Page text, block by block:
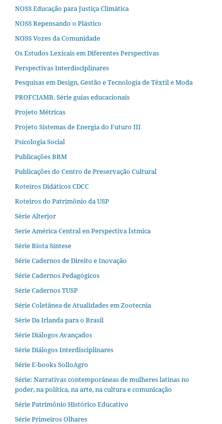
NOSS Educação para Justiça Climática
NOSS Repensando o Plástico
NOSS Vozes da Comunidade
Os Estudos Lexicais em Diferentes Perspectivas
Perspectivas Interdisciplinares
Pesquisas em Design, Gestão e Tecnologia de Têxtil e Moda
PROFCIAMB. Série guias educacionais
Projeto Métricas
Projeto Sistemas de Energia do Futuro III
Psicologia Social
Publicações BBM
Publicações do Centro de Preservação Cultural
Roteiros Didáticos CDCC
Roteiros do Patrimônio da USP
Série Alterjor
Serie América Central en Perspectiva Ístmica
Série Biota Síntese
Série Cadernos de Direito e Inovação
Série Cadernos Pedagógicos
Série Cadernos TUSP
Série Coletânea de Atualidades em Zootecnia
Série Da Irlanda para o Brasil
Série Diálogos Avançados
Série Diálogos Interdisciplinares
Série E-books SolloAgro
Série: Narrativas contemporâneas de mulheres latinas no
poder, na política, na arte, na cultura e comunicação
Série Patrimônio Histórico Educativo
Série Primeiros Olhares